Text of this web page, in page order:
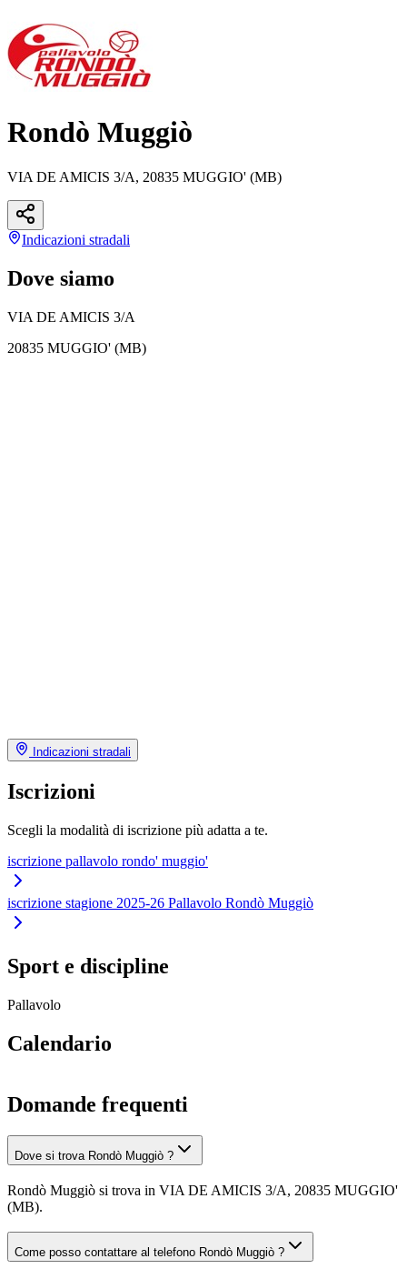
Rondò Muggiò
VIA DE AMICIS 3/A, 20835 MUGGIO' (MB)
Indicazioni stradali
Dove siamo
VIA DE AMICIS 3/A
20835 MUGGIO' (MB)
Indicazioni stradali
Iscrizioni
Scegli la modalità di iscrizione più adatta a te.
iscrizione pallavolo rondo' muggio'
iscrizione stagione 2025-26 Pallavolo Rondò Muggiò
Sport e discipline
Pallavolo
Calendario
Domande frequenti
Dove si trova Rondò Muggiò ?
Rondò Muggiò si trova in VIA DE AMICIS 3/A, 20835 MUGGIO'
(MB).
Come posso contattare al telefono Rondò Muggiò ?